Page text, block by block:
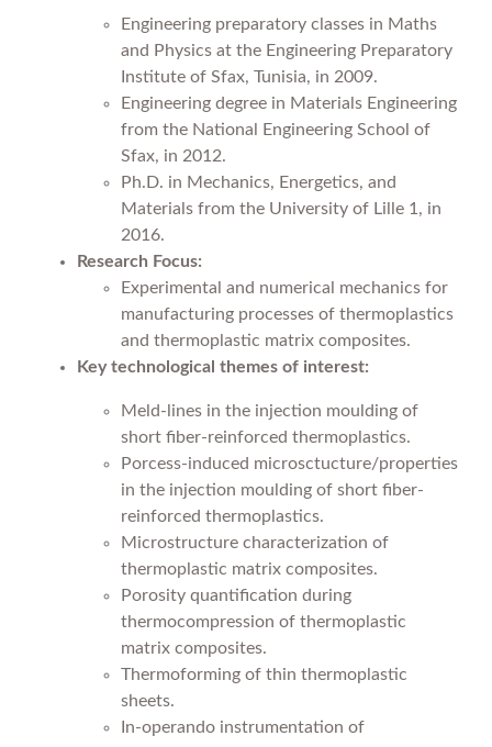
Engineering preparatory classes in Maths
and Physics at the Engineering Preparatory
Institute of Sfax, Tunisia, in 2009.
Engineering degree in Materials Engineering
from the National Engineering School of
Sfax, in 2012.
Ph.D. in Mechanics, Energetics, and
Materials from the University of Lille 1, in
2016.
Research Focus:
Experimental and numerical mechanics for
manufacturing processes of thermoplastics
and thermoplastic matrix composites.
Key technological themes of interest:
Meld-lines in the injection moulding of
short fiber-reinforced thermoplastics.
Porcess-induced microsctucture/properties
in the injection moulding of short fiber-
reinforced thermoplastics.
Microstructure characterization of
thermoplastic matrix composites.
Porosity quantification during
thermocompression of thermoplastic
matrix composites.
Thermoforming of thin thermoplastic
sheets.
In-operando instrumentation of